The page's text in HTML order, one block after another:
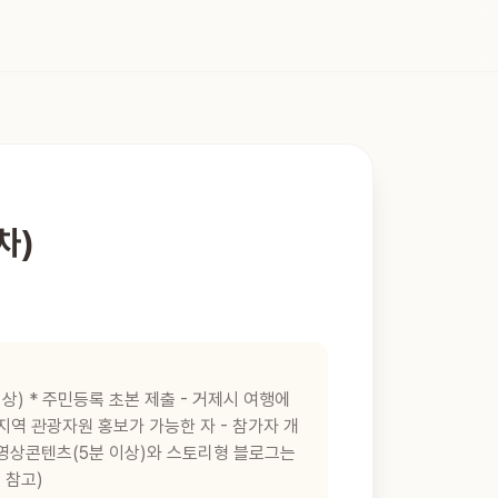
)
) * 주민등록 초본 제출 - 거제시 여행에
관광자원 홍보가 가능한 자 - 참가자 개
콘텐츠(5분 이상)와 스토리형 블로그는
참고)